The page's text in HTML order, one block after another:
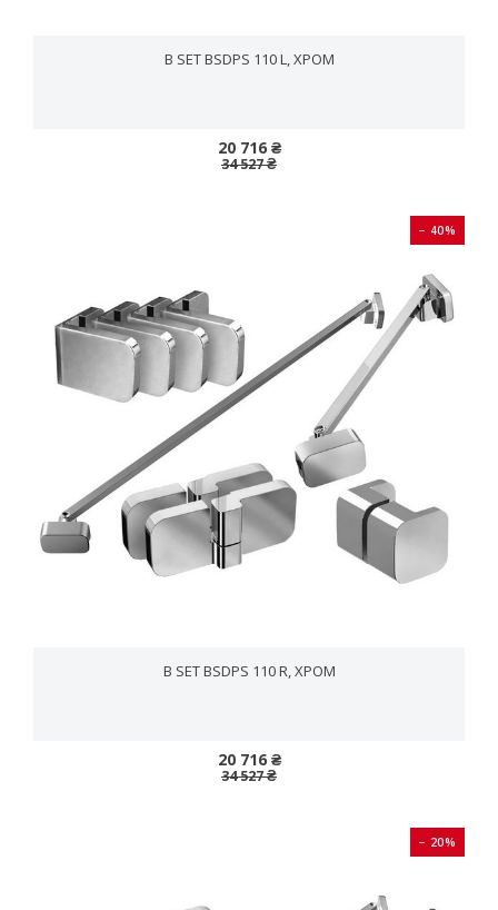
B SET BSDPS 110 L, ХРОМ
20 716 ₴
34 527 ₴
− 40%
B SET BSDPS 110 R, ХРОМ
20 716 ₴
34 527 ₴
− 20%